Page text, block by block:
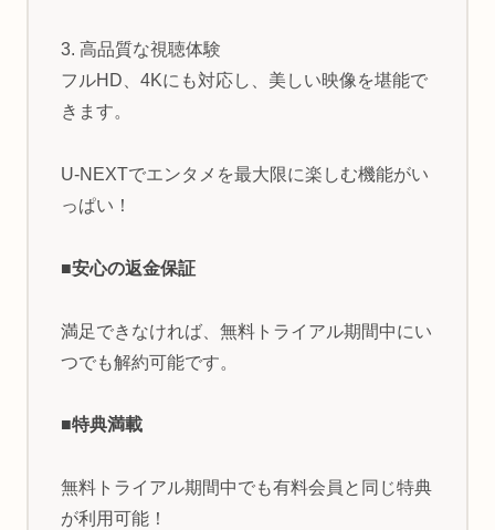
3. 高品質な視聴体験
フルHD、4Kにも対応し、美しい映像を堪能で
きます。
U-NEXTでエンタメを最大限に楽しむ機能がい
っぱい！
■安心の返金保証
満足できなければ、無料トライアル期間中にい
つでも解約可能です。
■特典満載
無料トライアル期間中でも有料会員と同じ特典
が利用可能！